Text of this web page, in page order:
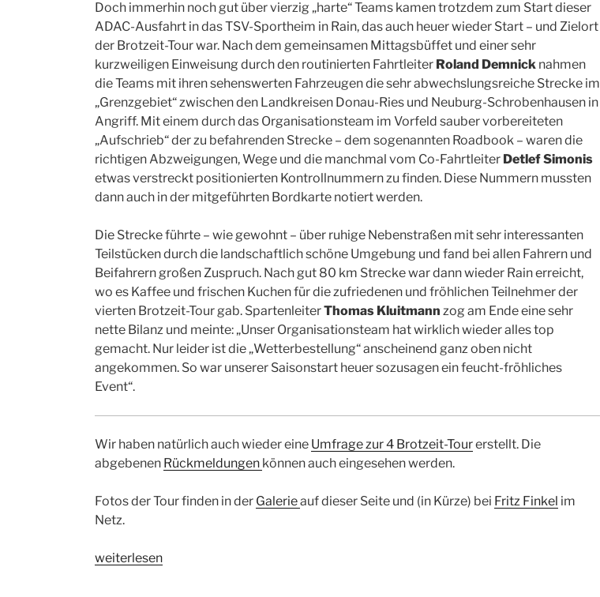
Doch immerhin noch gut über vierzig „harte“ Teams kamen trotzdem zum Start dieser
ADAC-Ausfahrt in das TSV-Sportheim in Rain, das auch heuer wieder Start – und Zielort
der Brotzeit-Tour war. Nach dem gemeinsamen Mittagsbüffet und einer sehr
kurzweiligen Einweisung durch den routinierten Fahrtleiter Roland Demnick nahmen
die Teams mit ihren sehenswerten Fahrzeugen die sehr abwechslungsreiche Strecke im
„Grenzgebiet“ zwischen den Landkreisen Donau-Ries und Neuburg-Schrobenhausen in
Angriff. Mit einem durch das Organisationsteam im Vorfeld sauber vorbereiteten
„Aufschrieb“ der zu befahrenden Strecke – dem sogenannten Roadbook – waren die
richtigen Abzweigungen, Wege und die manchmal vom Co-Fahrtleiter Detlef Simonis
etwas verstreckt positionierten Kontrollnummern zu finden. Diese Nummern mussten
dann auch in der mitgeführten Bordkarte notiert werden.
Die Strecke führte – wie gewohnt – über ruhige Nebenstraßen mit sehr interessanten
Teilstücken durch die landschaftlich schöne Umgebung und fand bei allen Fahrern und
Beifahrern großen Zuspruch. Nach gut 80 km Strecke war dann wieder Rain erreicht,
wo es Kaffee und frischen Kuchen für die zufriedenen und fröhlichen Teilnehmer der
vierten Brotzeit-Tour gab. SpartenleiterThomas Kluitmann zog am Ende eine sehr
nette Bilanz und meinte: „Unser Organisationsteam hat wirklich wieder alles top
gemacht. Nur leider ist die „Wetterbestellung“ anscheinend ganz oben nicht
angekommen. So war unserer Saisonstart heuer sozusagen ein feucht-fröhliches
Event“.
Wir haben natürlich auch wieder eine Umfrage zur 4 Brotzeit-Tourerstellt. Die
abgebenen Rückmeldungen können auch eingesehen werden.
Fotos der Tour finden in der Galerieauf dieser Seite und (in Kürze) bei Fritz Finkel im
Netz.
„Ein
weiterlesen